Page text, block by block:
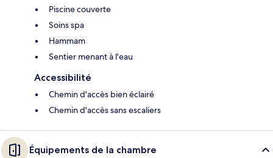
Piscine couverte
Soins spa
Hammam
Sentier menant à l'eau
Accessibilité
Chemin d'accès bien éclairé
Chemin d'accès sans escaliers
Équipements de la chambre